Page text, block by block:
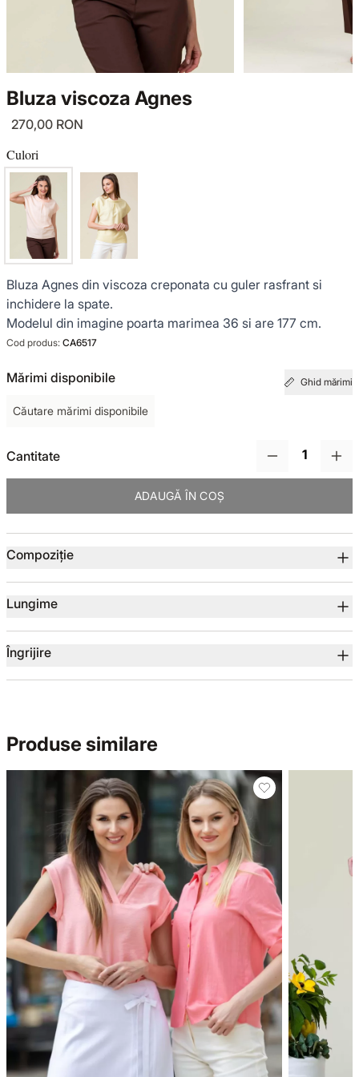
Bluza viscoza Agnes
270,00 RON
Culori
Bluza Agnes din viscoza creponata cu guler rasfrant si
inchidere la spate.
Modelul din imagine poarta marimea 36 si are 177 cm.
Cod produs: CA6517
Mărimi disponibile Ghid mărimi
Căutare mărimi disponibile
Cantitate
ADAUGĂ ÎN COȘ
Compoziție
Lungime
Îngrijire
Produse similare
COMPLEURI
GECI ȘI PALTOANE
ȚINUTE DE OCAZIE
NOUTĂȚI
COLECȚIA DIN IN
GARDEROBA DE VACANȚĂ
TOTUL DE LA -50%
GECI ȘI PALTOANE
SACOURI ȘI JACHETE
VEZI TOATE REDUCERILE
SENSE LIMITED EDITION
OFFICE MOOD